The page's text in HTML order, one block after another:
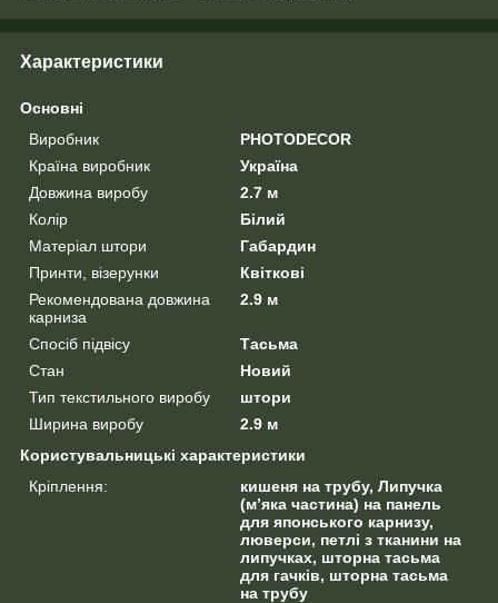
Характеристики
Основні
Виробник
PHOTODECOR
Країна виробник
Україна
Довжина виробу
2.7 м
Колір
Білий
Матеріал штори
Габардин
Принти, візерунки
Квіткові
Рекомендована довжина
карниза
2.9 м
Спосіб підвісу
Тасьма
Стан
Новий
Тип текстильного виробу
штори
Ширина виробу
2.9 м
Користувальницькі характеристики
Кріплення:
кишеня на трубу, Липучка
(м’яка частина) на панель
для японського карнизу,
люверси, петлі з тканини на
липучках, шторна тасьма
для гачків, шторна тасьма
на трубу